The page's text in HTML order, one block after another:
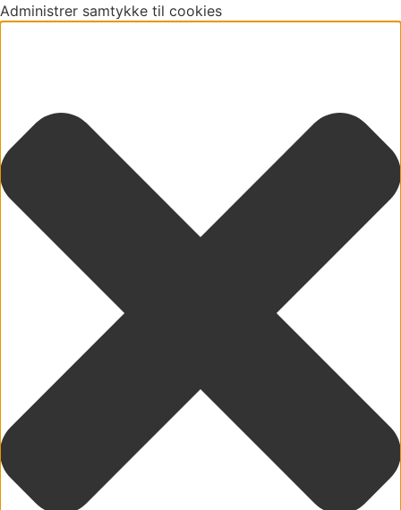
Administrer samtykke til cookies